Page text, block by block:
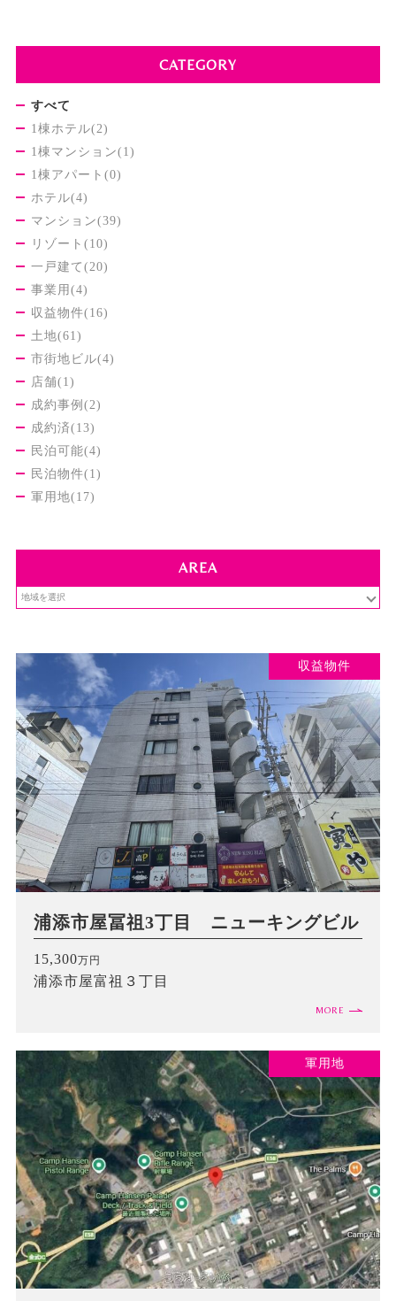
CATEGORY
すべて
1棟ホテル(2)
1棟マンション(1)
1棟アパート(0)
ホテル(4)
マンション(39)
リゾート(10)
一戸建て(20)
事業用(4)
収益物件(16)
土地(61)
市街地ビル(4)
店舗(1)
成約事例(2)
成約済(13)
民泊可能(4)
民泊物件(1)
軍用地(17)
AREA
収益物件
浦添市屋冨祖3丁目 ニューキングビル
15,300万円
浦添市屋富祖３丁目
MORE
軍用地